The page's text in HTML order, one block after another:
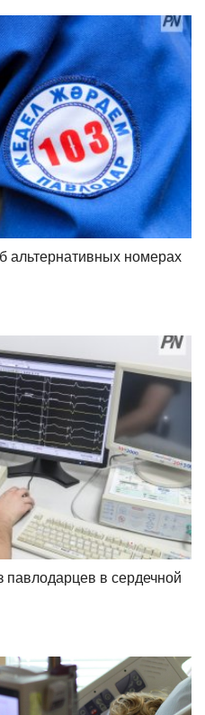
альтернативных номерах
павлодарцев в сердечной